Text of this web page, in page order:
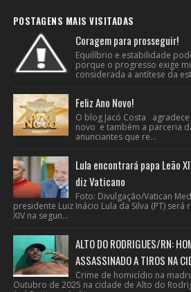
POSTAGENS MAIS VISITADAS
Coragem para prosseguir!
Equilíbrio e estabilidade
porque o progresso exige
considerada a antítese da
Feliz Ano Novo!
O blog Jacó Costa
novo e também a parceria
anunciantes que re...
Lula encontrará papa Leão
diz Vaticano
Foto: Divulgação/Vatican
presidente Luiz Inácio Lula da Silva (PT)
XIV na segun...
ALTO DO RODRIGUES/RN:
ASSASSINADO A TIROS NA
Crime de homicídio na
Outubro de 2025 na cidade de Alto do